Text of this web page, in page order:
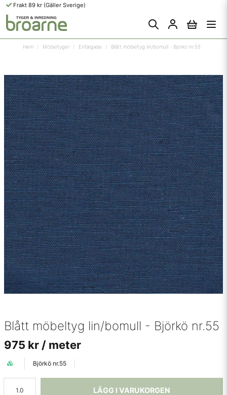
Frakt 89 kr (Gäller Sverige)
Hem Möbeltyger Enfärgade Blått möbeltyg lin/bomull - Björkö nr.55
Blått möbeltyg lin/bomull - Björkö nr.55
975 kr / meter
Björkö nr.55
LÄGG I VARUKORGEN